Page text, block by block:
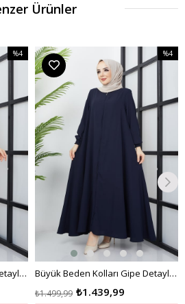
Ürünler
Büyük Beden Kolları Gipe Detaylı Siyah Ferace
%4
%4İndirim
Büyük Beden Kolları Gipe Detaylı Lacivert Ferace
₺1.439,99
₺1.499,99
%4